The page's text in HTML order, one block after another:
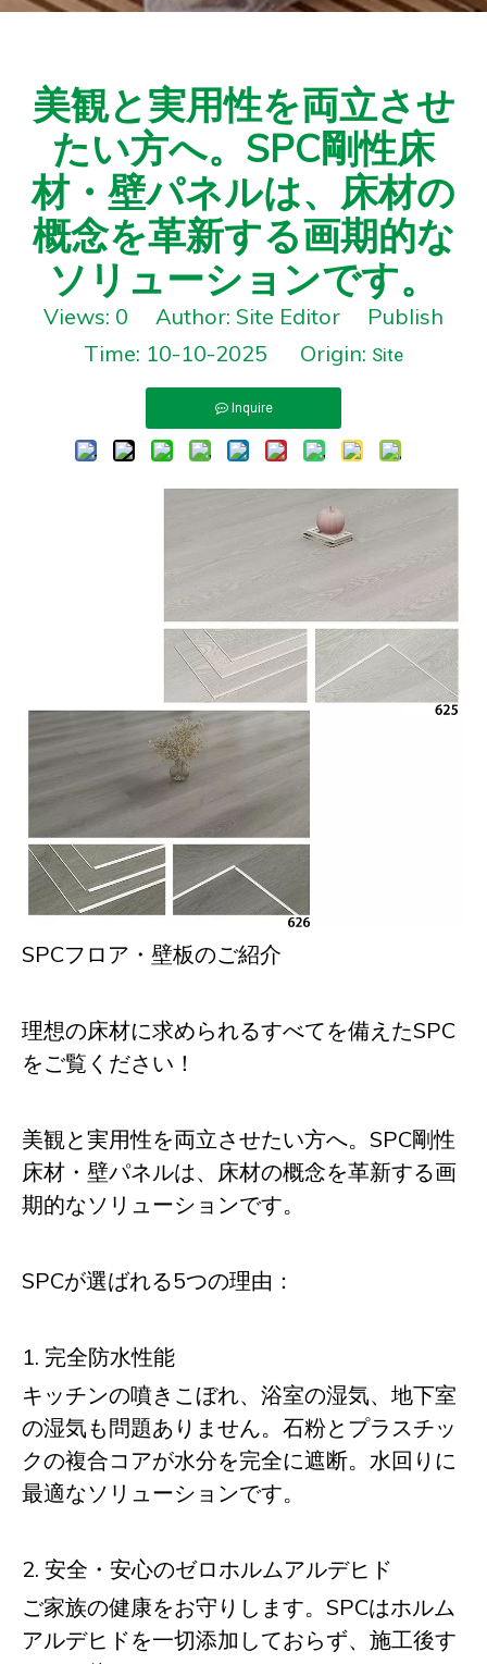
美観と実用性を両立させ
たい方へ。SPC剛性床
材・壁パネルは、床材の
概念を革新する画期的な
ソリューションです。
Views: 0 Author: Site Editor Publish
Time: 10-10-2025 Origin: Site
Inquire
SPCフロア・壁板のご紹介
理想の床材に求められるすべてを備えたSPC
をご覧ください！
美観と実用性を両立させたい方へ。SPC剛性
床材・壁パネルは、床材の概念を革新する画
期的なソリューションです。
SPCが選ばれる5つの理由：
1. 完全防水性能
キッチンの噴きこぼれ、浴室の湿気、地下室
の湿気も問題ありません。石粉とプラスチッ
クの複合コアが水分を完全に遮断。水回りに
最適なソリューションです。
2. 安全・安心のゼロホルムアルデヒド
ご家族の健康をお守りします。SPCはホルム
アルデヒドを一切添加しておらず、施工後す